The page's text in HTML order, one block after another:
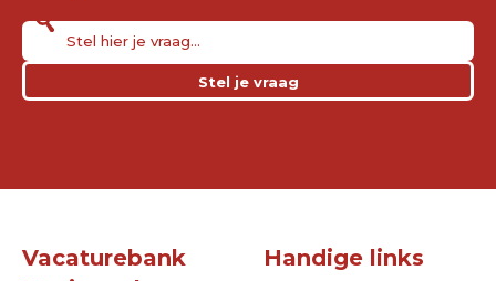
Stel je vraag
Vacaturebank
Handige links